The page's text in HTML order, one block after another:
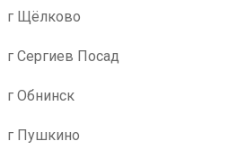
г Щёлково
г Сергиев Посад
г Обнинск
г Пушкино